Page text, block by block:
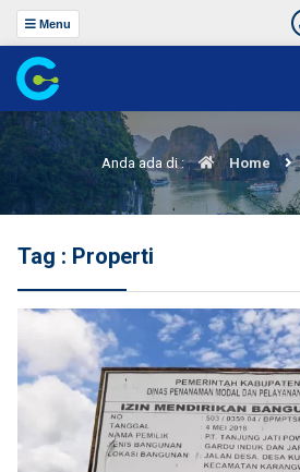
Menu
Anda ada di : Home
Tag : Properti